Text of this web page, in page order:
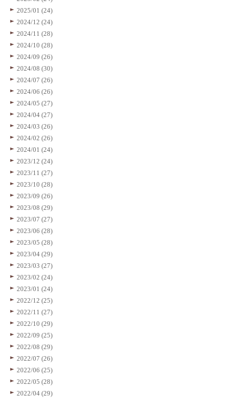
2025/01 (24)
2024/12 (24)
2024/11 (28)
2024/10 (28)
2024/09 (26)
2024/08 (30)
2024/07 (26)
2024/06 (26)
2024/05 (27)
2024/04 (27)
2024/03 (26)
2024/02 (26)
2024/01 (24)
2023/12 (24)
2023/11 (27)
2023/10 (28)
2023/09 (26)
2023/08 (29)
2023/07 (27)
2023/06 (28)
2023/05 (28)
2023/04 (29)
2023/03 (27)
2023/02 (24)
2023/01 (24)
2022/12 (25)
2022/11 (27)
2022/10 (29)
2022/09 (25)
2022/08 (29)
2022/07 (26)
2022/06 (25)
2022/05 (28)
2022/04 (29)